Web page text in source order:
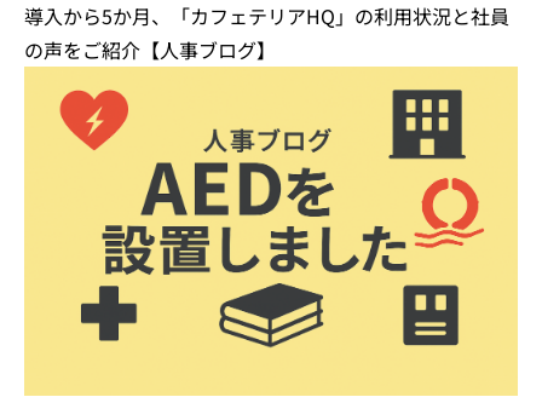
導入から5か月、「カフェテリアHQ」の利用状況と社員
の声をご紹介【人事ブログ】